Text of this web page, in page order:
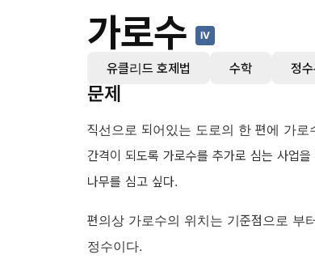
가로수 IV
유클리드 호제법 수학 정
문제
직선으로 되어있는 도로의 한 편에 가로
간격이 되도록 가로수를 추가로 심는 사업
나무를 심고 싶다.
편의상 가로수의 위치는 기준점으로 부
정수이다.